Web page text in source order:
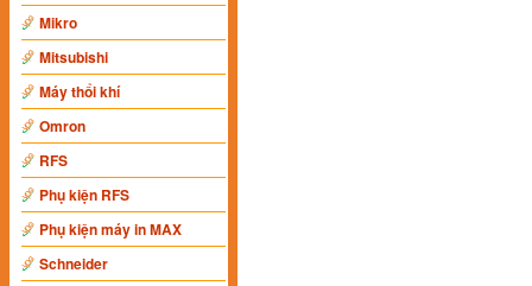
Mikro
Mitsubishi
Máy thổi khí
Omron
RFS
Phụ kiện RFS
Phụ kiện máy in MAX
Schneider